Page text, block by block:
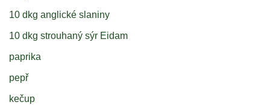
10 dkg anglické slaniny
10 dkg strouhaný sýr Eidam
paprika
pepř
kečup